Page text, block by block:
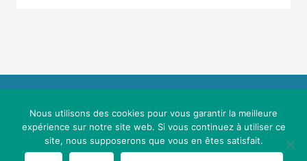
Mentions légales & conditions générales d'utilisation
Nous utilisons des cookies pour vous garantir la meilleure
expérience sur notre site web. Si vous continuez à utiliser ce
site, nous supposerons que vous en êtes satisfait.